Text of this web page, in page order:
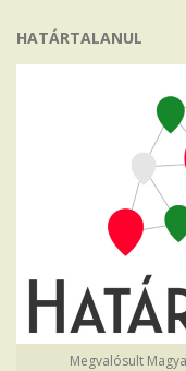
HATÁRTALANUL
Megvalósult